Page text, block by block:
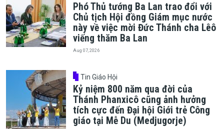
Phó Thủ tướng Ba Lan trao đổi với
Chủ tịch Hội đồng Giám mục nước
này về việc mời Đức Thánh cha Lêô
viếng thăm Ba Lan
Aug 07, 2026
Tin Giáo Hội
Kỷ niệm 800 năm qua đời của
Thánh Phanxicô cũng ảnh hưởng
tích cực đến Đại hội Giới trẻ Công
giáo tại Mễ Du (Medjugorje)